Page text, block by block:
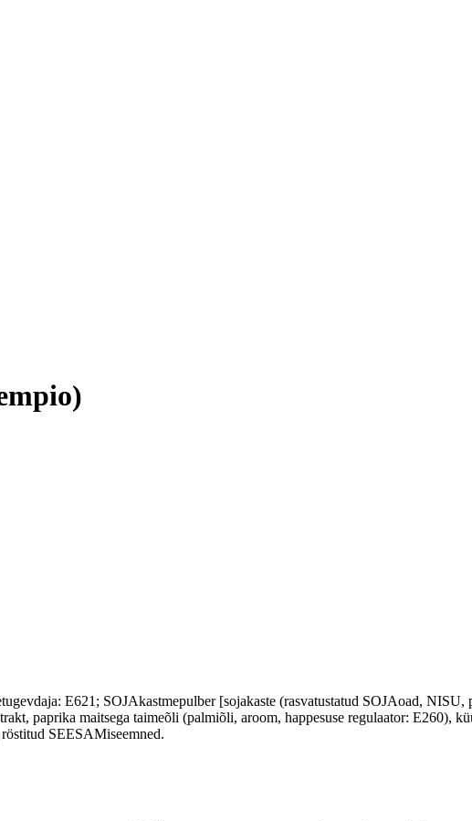
E621; SOJAkastmepulber [sojakaste (rasvatustatud SOJAoad,
paprika maitsega taimeõli (palmiõli, aroom, happesuse regulaator: E260),
SEESAMiseemned.